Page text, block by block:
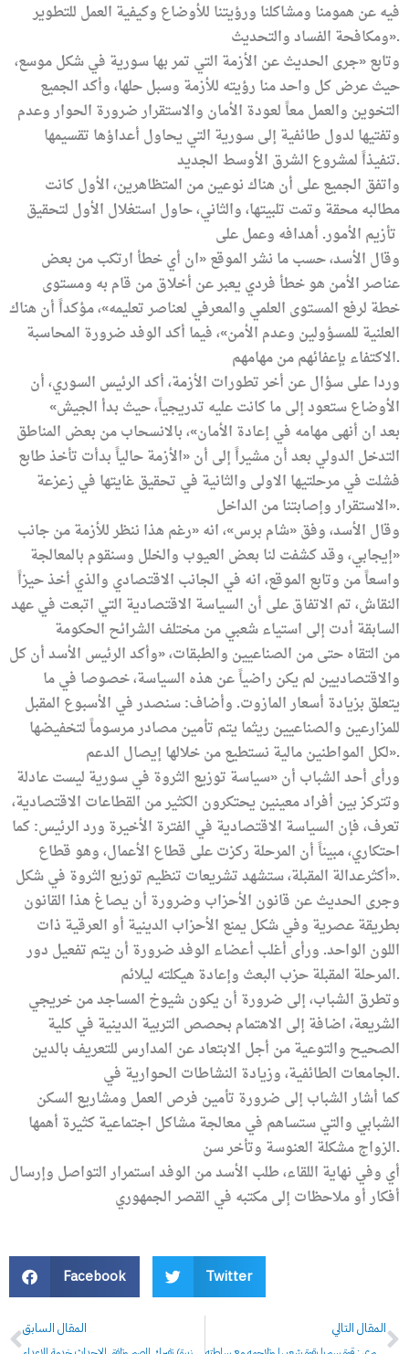
فيه عن همومنا ومشاكلنا ورؤيتنا للأوضاع وكيفية العمل للتطوير
والتحديثومكافحة الفساد».
وتابع «جرى الحديث عن الأزمة التي تمر بها سورية في شكل موسع،
حيث عرض كل واحد منا رؤيته للأزمة وسبل حلها، وأكد الجميع
ضرورة الحوار وعدمالتخوين والعمل معاً لعودة الأمان والاستقرار
إلى سورية التي يحاول أعداؤها تقسيمهاوتفتيها لدول طائفية
تنفيذاً لمشروع الشرق الأوسط الجديد.
واتفق الجميع على أن هناك نوعين من المتظاهرين، الأول كانت
مطالبه محقة وتمت تلبيتها، والثاني، حاول استغلال الأول لتحقيق
أهدافه وعمل على تأزيم الأمور.
وقال الأسد، حسب ما نشر الموقع «ان أي خطأ ارتكب من بعض
عناصر الأمن هو خطأ فردي يعبر عن أخلاق من قام به ومستوى
تعليمه»، مؤكداً أن هناكخطة لرفع المستوى العلمي والمعرفي لعناصر
الأمن»، فيما أكد الوفد ضرورة المحاسبة العلنية للمسؤولين وعدم
الاكتفاء بإعفائهم من مهامهم.
وردا على سؤال عن أخر تطورات الأزمة، أكد الرئيس السوري، أن
«الأوضاع ستعود إلى ما كانت عليه تدريجياً، حيث بدأ الجيش
بالانسحاب من بعض المناطقبعد ان أنهى مهامه في إعادة الأمان»،
مشيراً إلى أن «الأزمة حالياً بدأت تأخذ طابعالتدخل الدولي بعد أن
فشلت في مرحلتيها الاولى والثانية في تحقيق غايتها في زعزعة
الاستقرار وإصابتنا من الداخل».
وقال الأسد، وفق «شام برس»، انه «رغم هذا ننظر للأزمة من جانب
إيجابي، وقد كشفت لنا بعض العيوب والخلل وسنقوم بالمعالجة»
وتابع الموقع، انه في الجانب الاقتصادي والذي أخذ حيزاً واسعاً من
النقاش، تم الاتفاق على أن السياسة الاقتصادية التي اتبعت في عهد
الحكومة السابقة أدت إلى استياء شعبي من مختلف الشرائح
والطبقات، «وأكد الرئيس الأسد أن كل من التقاه حتى من الصناعيين
والاقتصاديين لم يكن راضياً عن هذه السياسة، خصوصا في ما
يتعلق بزيادة أسعار المازوت. وأضاف: سنصدر في الأسبوع المقبل
مرسوماً لتخفيضهاللمزارعين والصناعيين ريثما يتم تأمين مصادر
مالية نستطيع من خلالها إيصال الدعملكل المواطنين».
ورأى أحد الشباب أن «سياسة توزيع الثروة في سورية ليست عادلة
وتتركز بين أفراد معينين يحتكرون الكثير من القطاعات الاقتصادية،
ورد الرئيس: كما تعرف، فإن السياسة الاقتصادية في الفترة الأخيرة
ركزت على قطاع الأعمال، وهو قطاع احتكاري، مبيناً أن المرحلة
المقبلة، ستشهد تشريعات تنظيم توزيع الثروة في شكل أكثرعدالة».
وجرى الحديث عن قانون الأحزاب وضرورة أن يصاغ هذا القانون
بطريقة عصرية وفي شكل يمنع الأحزاب الدينية أو العرقية ذات
اللون الواحد. ورأى أغلب أعضاء الوفد ضرورة أن يتم تفعيل دور
حزب البعث وإعادة هيكلته ليلائمالمرحلة المقبلة.
وتطرق الشباب، إلى ضرورة أن يكون شيوخ المساجد من خريجي
كليةالشريعة، اضافة إلى الاهتمام بحصص التربية الدينية في
المدارس للتعريف بالدين الصحيح والتوعية من أجل الابتعاد عن
الطائفية، وزيادة النشاطات الحوارية في الجامعات.
كما أشار الشباب إلى ضرورة تأمين فرص العمل ومشاريع السكن
الشبابي والتي ستساهم في معالجة مشاكل اجتماعية كثيرة أهمها
مشكلة العنوسة وتأخر سنالزواج.
وفي نهاية اللقاء، طلب الأسد من الوفد استمرار التواصل وإرسال أي
أفكار أو ملاحظات إلى مكتبه في القصر الجمهوري
Facebook Twitter
Prev
المقال السابق المقال التالي